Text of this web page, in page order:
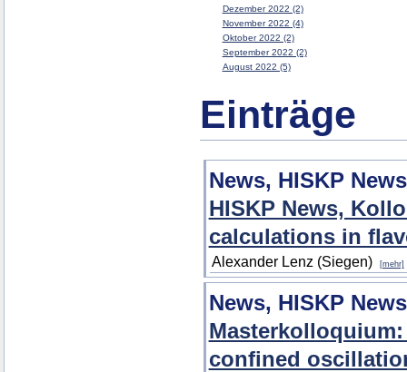
Dezember 2022 (2)
November 2022 (4)
Oktober 2022 (2)
September 2022 (2)
August 2022 (5)
Einträge
News, HISKP
HISKP News,
calculations in
Alexander Lenz (Siegen) [mehr]
News, HISKP
confined